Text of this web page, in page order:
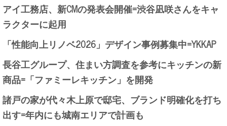
アイ工務店、新CMの発表会開催=渋谷凪咲さんをキャ
ラクターに起用
「性能向上リノベ2026」デザイン事例募集中=YKKAP
長谷工グループ、住まい方調査を参考にキッチンの新
商品=「ファミーレキッチン」を開発
諸戸の家が代々木上原で邸宅、ブランド明確化を打ち
出す=年内にも城南エリアで計画も